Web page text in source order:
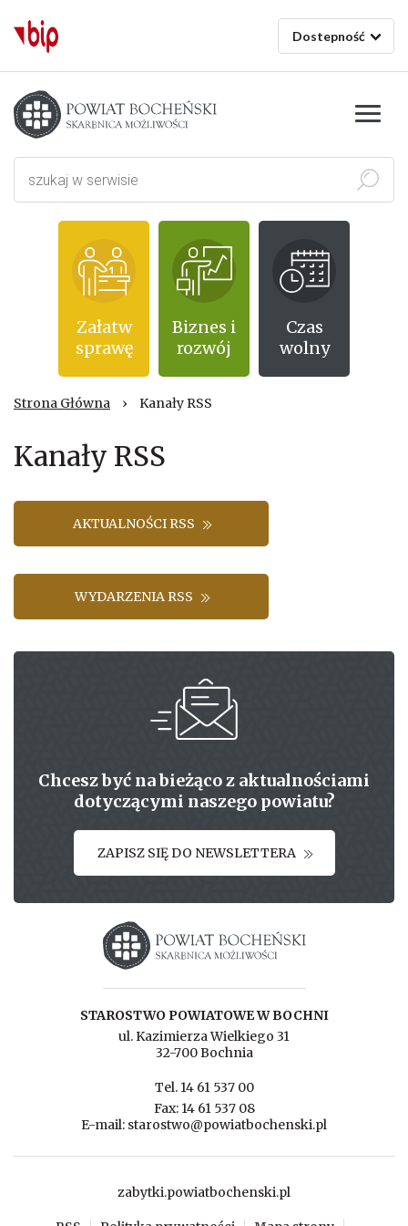
Dostepność
Starostwo powiatowe w Bochni
Szukaj
Załatw
sprawę
Biznes i
rozwój
Czas
wolny
Strona Główna › Kanały RSS
Kanały RSS
AKTUALNOŚCI RSS
WYDARZENIA RSS
Chcesz być na bieżąco z aktualnościami
dotyczącymi naszego powiatu?
ZAPISZ SIĘ DO NEWSLETTERA
Starostwo powiatowe w Bochni
STAROSTWO POWIATOWE W BOCHNI
ul. Kazimierza Wielkiego 31
32-700 Bochnia
Tel. 14 61 537 00
Fax: 14 61 537 08
E-mail: starostwo@powiatbochenski.pl
zabytki.powiatbochenski.pl